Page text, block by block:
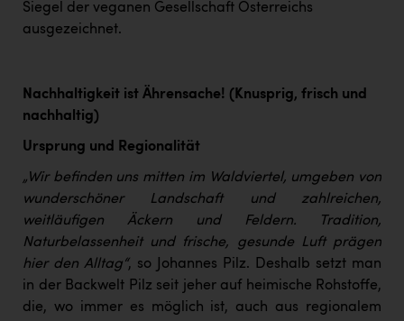
Siegel der veganen Gesellschaft Österreichs
ausgezeichnet.
Nachhaltigkeit ist Ährensache! (Knusprig, frisch und
nachhaltig)
Ursprung und Regionalität
„Wir befinden uns mitten im Waldviertel, umgeben von
wunderschöner Landschaft und zahlreichen,
weitläufigen Äckern und Feldern. Tradition,
Naturbelassenheit und frische, gesunde Luft prägen
hier den Alltag“, so Johannes Pilz. Deshalb setzt man
in der Backwelt Pilz seit jeher auf heimische Rohstoffe,
die, wo immer es möglich ist, auch aus regionalem